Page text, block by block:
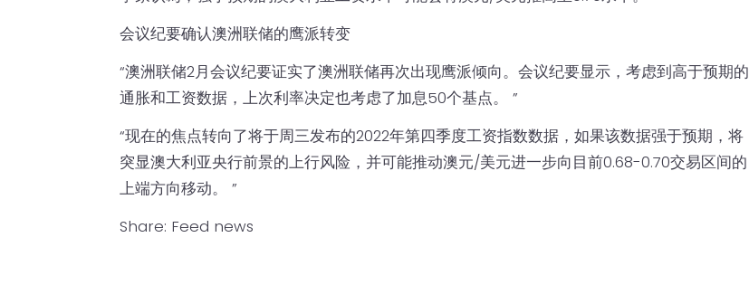
会议纪要确认澳洲联储的鹰派转变
“澳洲联储2月会议纪要证实了澳洲联储再次出现鹰派倾向。会议纪要显示，考虑到高于预期的
通胀和工资数据，上次利率决定也考虑了加息50个基点。 ”
“现在的焦点转向了将于周三发布的2022年第四季度工资指数数据，如果该数据强于预期，将
突显澳大利亚央行前景的上行风险，并可能推动澳元/美元进一步向目前0.68-0.70交易区间的
上端方向移动。 ”
Share: Feed news